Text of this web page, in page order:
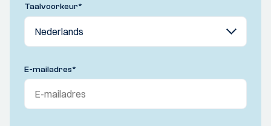
Taalvoorkeur*
E-mailadres*